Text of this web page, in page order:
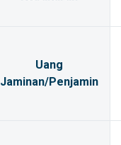
Uang
Jaminan/Penjamin